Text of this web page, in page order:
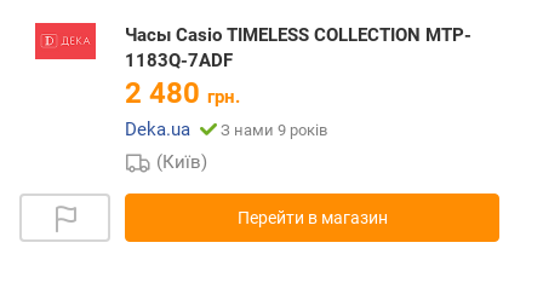
Часы Casio TIMELESS COLLECTION MTP-
1183Q-7ADF
2 480 грн.
Deka.ua
З нами 9 років
(Київ)
Перейти в магазин